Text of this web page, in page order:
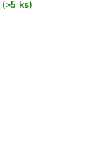
(>5 ks)